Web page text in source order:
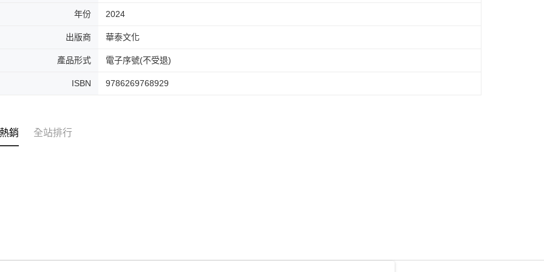
年份 2024
出版商 華泰文化
產品形式 電子序號(不受退)
ISBN 9786269768929
銷 全站排行